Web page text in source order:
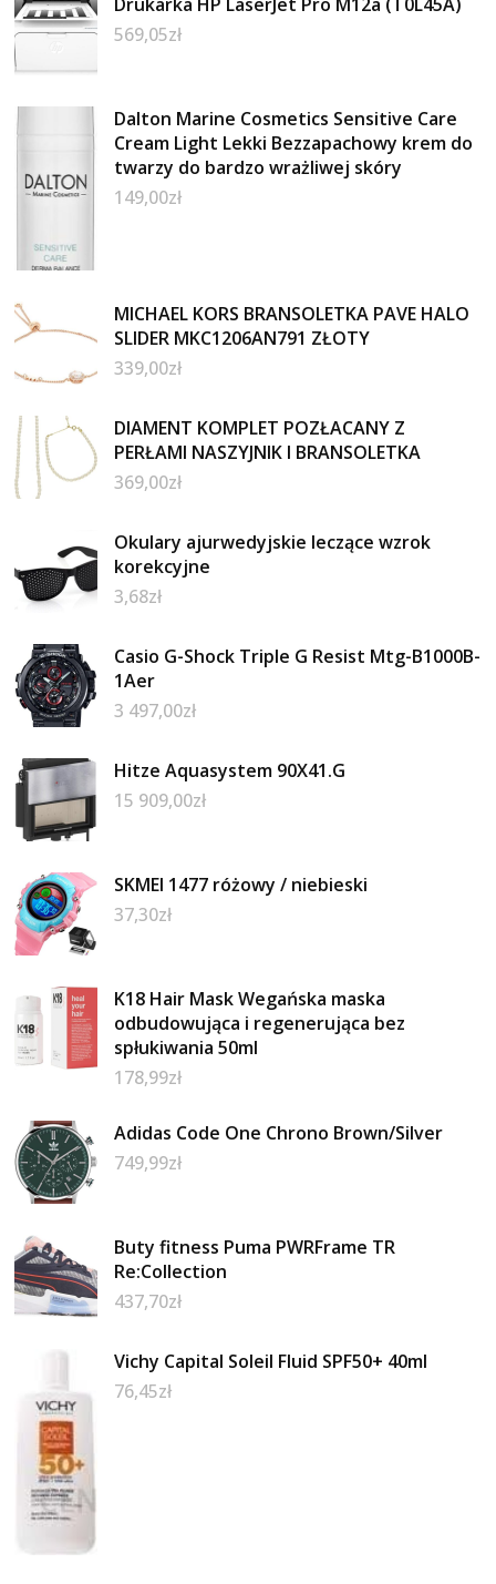
Drukarka HP LaserJet Pro M12a (T0L45A)
569,05zł
Dalton Marine Cosmetics Sensitive Care
Cream Light Lekki Bezzapachowy krem do
twarzy do bardzo wrażliwej skóry
149,00zł
MICHAEL KORS BRANSOLETKA PAVE HALO
SLIDER MKC1206AN791 ZŁOTY
339,00zł
DIAMENT KOMPLET POZŁACANY Z
PERŁAMI NASZYJNIK I BRANSOLETKA
369,00zł
Okulary ajurwedyjskie leczące wzrok
korekcyjne
3,68zł
Casio G-Shock Triple G Resist Mtg-B1000B-
1Aer
3 497,00zł
Hitze Aquasystem 90X41.G
15 909,00zł
SKMEI 1477 różowy / niebieski
37,30zł
K18 Hair Mask Wegańska maska
odbudowująca i regenerująca bez
spłukiwania 50ml
178,99zł
Adidas Code One Chrono Brown/Silver
749,99zł
Buty fitness Puma PWRFrame TR
Re:Collection
437,70zł
Vichy Capital Soleil Fluid SPF50+ 40ml
76,45zł